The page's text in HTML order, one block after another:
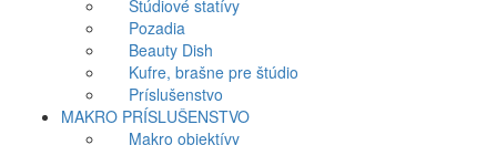
Štúdiové statívy
Pozadia
Beauty Dish
Kufre, brašne pre štúdio
Príslušenstvo
MAKRO PRÍSLUŠENSTVO
Makro objektívy